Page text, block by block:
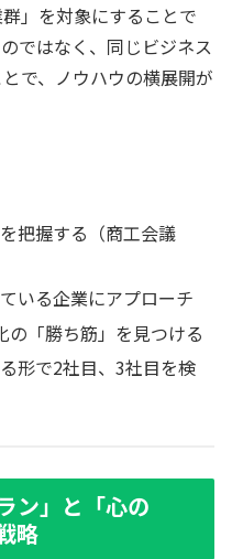
」を対象にすることで
ではなく、同じビジネス
で、ノウハウの横展開が
把握する（商工会議
いる企業にアプローチ
の「勝ち筋」を見つける
形で2社目、3社目を検
ン」と「心の
略